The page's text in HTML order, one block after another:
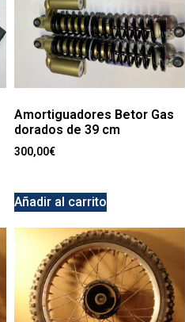
Amortiguadores Betor Gas
dorados de 39 cm
300,00€
Añadir al carrito